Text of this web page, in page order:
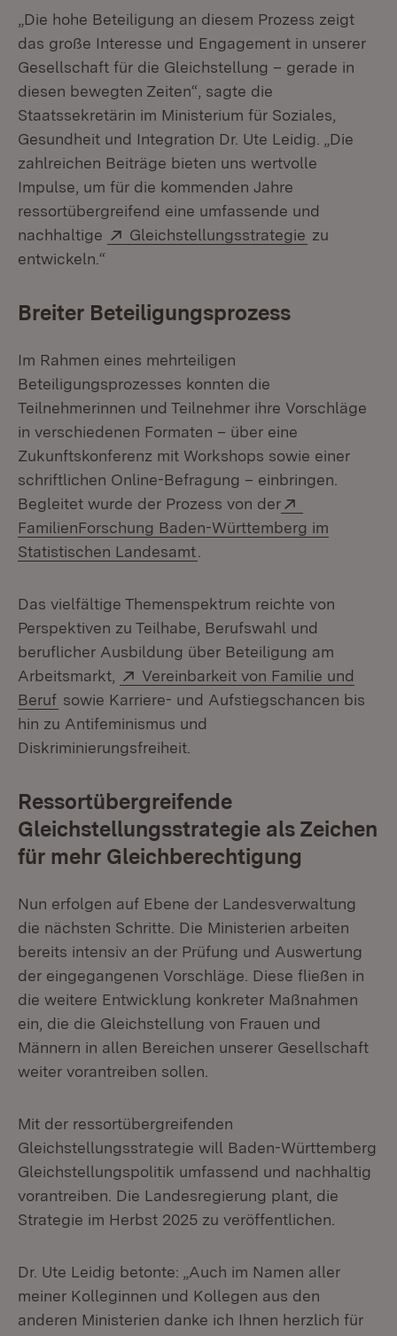
„Die hohe Beteiligung an diesem Prozess zeigt
das große Interesse und Engagement in unserer
Gesellschaft für die Gleichstellung – gerade in
diesen bewegten Zeiten“, sagte die
Staatssekretärin im Ministerium für Soziales,
Gesundheit und Integration Dr. Ute Leidig. „Die
zahlreichen Beiträge bieten uns wertvolle
Impulse, um für die kommenden Jahre
ressortübergreifend eine umfassende und
nachhaltige
Extern:
Gleichstellungsstrategie (Öffnet in
zu
entwickeln.“
Breiter Beteiligungsprozess
Im Rahmen eines mehrteiligen
Beteiligungsprozesses konnten die
Teilnehmerinnen und Teilnehmer ihre Vorschläge
in verschiedenen Formaten – über eine
Zukunftskonferenz mit Workshops sowie einer
schriftlichen Online-Befragung – einbringen.
Begleitet wurde der Prozess von der
FamilienForschung Baden-Württemberg im
Statistischen Landesamt
Das vielfältige Themenspektrum reichte von
Perspektiven zu Teilhabe, Berufswahl und
beruflicher Ausbildung über Beteiligung am
Arbeitsmarkt,
Extern:
Vereinbarkeit von Familie und
Beruf (Öffnet in neuem Fenster)
sowie Karriere- und Aufstiegschancen bis
hin zu Antifeminismus und
Diskriminierungsfreiheit.
Ressortübergreifende
Gleichstellungsstrategie als Zeichen
für mehr Gleichberechtigung
Nun erfolgen auf Ebene der Landesverwaltung
die nächsten Schritte. Die Ministerien arbeiten
bereits intensiv an der Prüfung und Auswertung
der eingegangenen Vorschläge. Diese fließen in
die weitere Entwicklung konkreter Maßnahmen
ein, die die Gleichstellung von Frauen und
Männern in allen Bereichen unserer Gesellschaft
weiter vorantreiben sollen.
Mit der ressortübergreifenden
Gleichstellungsstrategie will Baden-Württemberg
Gleichstellungspolitik umfassend und nachhaltig
vorantreiben. Die Landesregierung plant, die
Strategie im Herbst 2025 zu veröffentlichen.
Dr. Ute Leidig betonte: „Auch im Namen aller
meiner Kolleginnen und Kollegen aus den
anderen Ministerien danke ich Ihnen herzlich für